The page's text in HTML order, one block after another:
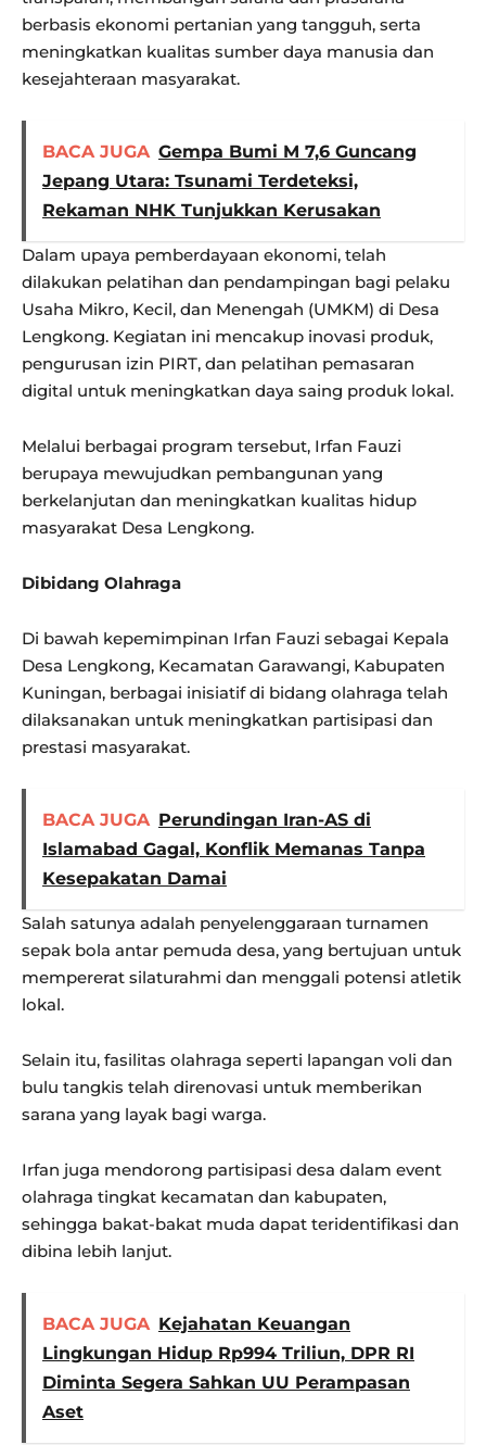
berbasis ekonomi pertanian yang tangguh, serta
meningkatkan kualitas sumber daya manusia dan
kesejahteraan masyarakat.
BACA JUGA Gempa Bumi M 7,6 Guncang
Jepang Utara: Tsunami Terdeteksi,
Rekaman NHK Tunjukkan Kerusakan
Dalam upaya pemberdayaan ekonomi, telah
dilakukan pelatihan dan pendampingan bagi pelaku
Usaha Mikro, Kecil, dan Menengah (UMKM) di Desa
Lengkong. Kegiatan ini mencakup inovasi produk,
pengurusan izin PIRT, dan pelatihan pemasaran
digital untuk meningkatkan daya saing produk lokal.
Melalui berbagai program tersebut, Irfan Fauzi
berupaya mewujudkan pembangunan yang
berkelanjutan dan meningkatkan kualitas hidup
masyarakat Desa Lengkong.
Dibidang Olahraga
Di bawah kepemimpinan Irfan Fauzi sebagai Kepala
Desa Lengkong, Kecamatan Garawangi, Kabupaten
Kuningan, berbagai inisiatif di bidang olahraga telah
dilaksanakan untuk meningkatkan partisipasi dan
prestasi masyarakat.
BACA JUGA Perundingan Iran-AS di
Islamabad Gagal, Konflik Memanas Tanpa
Kesepakatan Damai
Salah satunya adalah penyelenggaraan turnamen
sepak bola antar pemuda desa, yang bertujuan untuk
mempererat silaturahmi dan menggali potensi atletik
lokal.
Selain itu, fasilitas olahraga seperti lapangan voli dan
bulu tangkis telah direnovasi untuk memberikan
sarana yang layak bagi warga.
Irfan juga mendorong partisipasi desa dalam event
olahraga tingkat kecamatan dan kabupaten,
sehingga bakat-bakat muda dapat teridentifikasi dan
dibina lebih lanjut.
BACA JUGA Kejahatan Keuangan
Lingkungan Hidup Rp994 Triliun, DPR RI
Diminta Segera Sahkan UU Perampasan
Aset